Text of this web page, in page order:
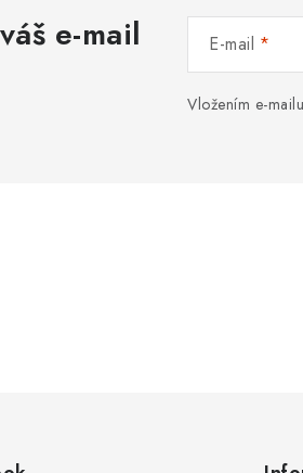
e-mail E-mail
Vložením e-